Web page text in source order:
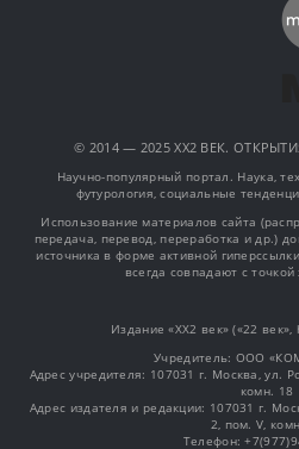
© 2014 — 2025 XX2 ВЕК.
Научно-популярный портал. Наука,
футурология, социальные
Использование материалов сайта
передача, перевод, переработка и др.)
источника в форме активной
всегда совпадают с
Издание «XX2 век» («22
Учредитель: OOO
Адрес учредителя: 107031 г. Москва, ул.
комн. 18
Адрес издателя и редакции: 107031 г.
2, пом. V,
Телефон: